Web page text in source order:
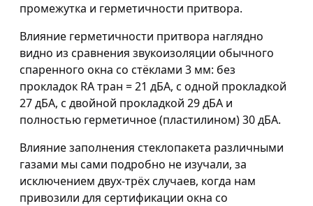
промежутка и герметичности притвора.
Влияние герметичности притвора наглядно
видно из сравнения звукоизоляции обычного
спаренного окна со стёклами 3 мм: без
прокладок RA тран = 21 дБА, с одной прокладкой
27 дБА, с двойной прокладкой 29 дБА и
полностью герметичное (пластилином) 30 дБА.
Влияние заполнения стеклопакета различными
газами мы сами подробно не изучали, за
исключением двух-трёх случаев, когда нам
привозили для сертификации окна со